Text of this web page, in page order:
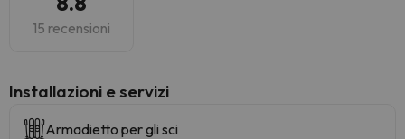
15 recensioni
Installazioni e servizi
Armadietto per gli sci